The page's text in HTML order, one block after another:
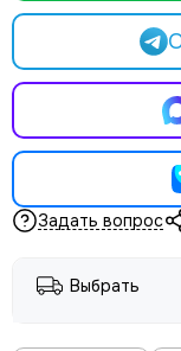
Задать вопрос
Выбрать